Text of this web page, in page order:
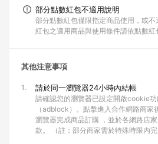
部分點數紅包不適用說明
部分點數紅包僅限指定商品使用，或
紅包之適用商品與使用條件請依點數紅
其他注意事項
1. 請於同一瀏覽器24小時內結帳
請確認您的瀏覽器已設定開啟cookie
（adblock）。點擊進入合作網路商
瀏覽器完成商品訂購 ，並於各網路店
款。 （註：部分商家需於特殊時限內完